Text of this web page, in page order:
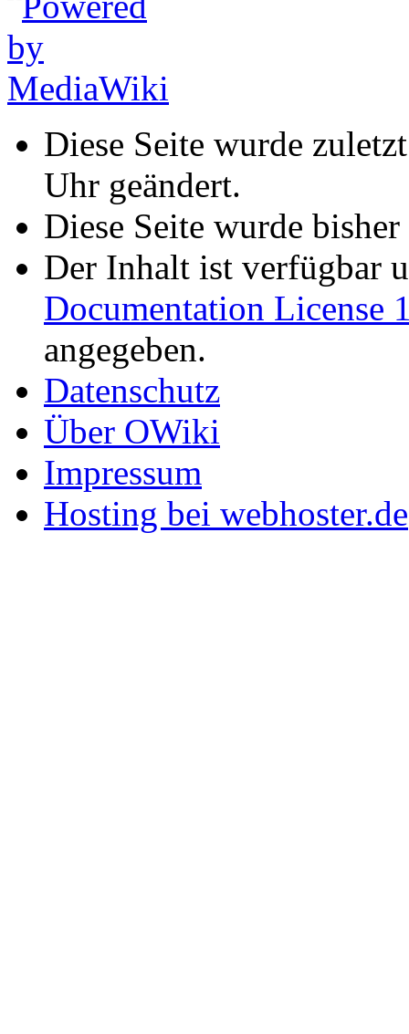
Diese Seite wurde
Uhr geändert.
Diese Seite wurde
Der Inhalt ist verfügbar
Documentation License
angegeben.
Datenschutz
Über OWiki
Impressum
Hosting bei webhoster.de